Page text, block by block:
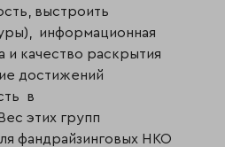
выстроить
информационная
и качество раскрытия
достижений
в
этих групп
фандрайзинговых НКО